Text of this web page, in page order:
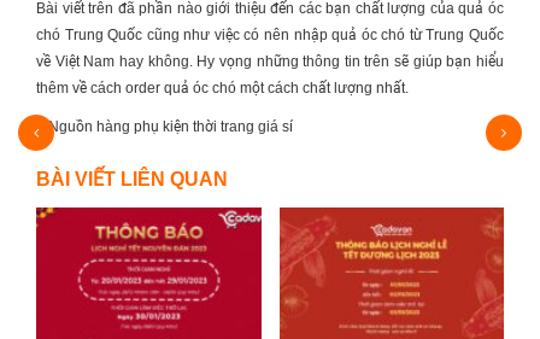
Bài viết trên đã phần nào giới thiệu đến các bạn chất lượng củaquả óc
chó Trung Quốc cũng như việc có nên nhập quả óc chó từ Trung Quốc
về Việt Nam hay không. Hy vọng những thông tin trên sẽ giúp bạn hiểu
thêm về cách order quả óc chó một cách chất lượng nhất.
4 Nguồn hàng phụ kiện thời trang giá sỉ
BÀI VIẾT LIÊN QUAN